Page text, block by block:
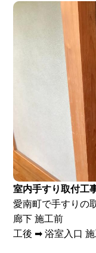
室内手すり取付工
愛南町で手すりの
廊下
工後 ➡